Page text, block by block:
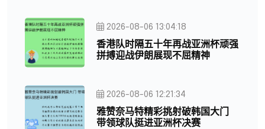
2026-08-06 13:04:18
香港队时隔五十年再战亚洲杯顽强
拼搏迎战伊朗展现不屈精神
2026-08-06 12:21:34
雅赞奈马特精彩挑射破韩国大门
带领球队挺进亚洲杯决赛